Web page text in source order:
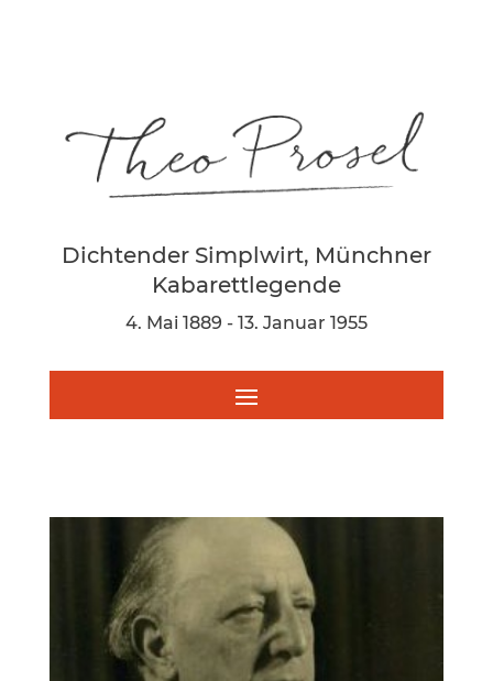
Dichtender Simplwirt, Münchner
Kabarettlegende
4. Mai 1889 - 13. Januar 1955